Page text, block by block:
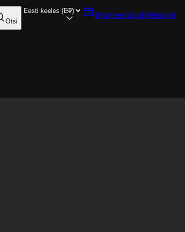
Otsi
Broneeri laud Helsinki